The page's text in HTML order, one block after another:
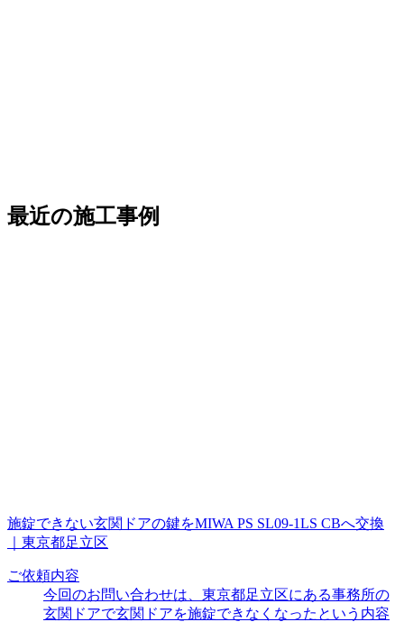
最近の施工事例
施錠できない玄関ドアの鍵をMIWA PS SL09-1LS CBへ交換
｜東京都足立区
ご依頼内容
今回のお問い合わせは、東京都足立区にある事務所の
玄関ドアで玄関ドアを施錠できなくなったという内容